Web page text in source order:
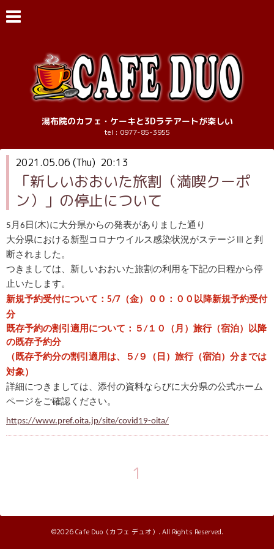
湯布院のカフェ・ケーキと3Dラテアートが楽しい
tel : 0977-85-3955
2021.05.06 (Thu) 20:13
「新しいおおいた旅割（満喫クーポ
ン）」の停止について
5月6日(木)に大分県からの発表がありました通り
大分県における新型コロナウイルス感染状況がステージⅢと判
断されました。
つきましては、新しいおおいた旅割の利用を下記の日程から停
止いたします。
新規予約受付について： 5/7（金）００：００以降新規予約受付
分
既存予約の割引適用について：５/１０（月）旅行（宿泊）以降
の既存予約分
（既存予約分の割引適用は、５ /９（日）旅行（宿泊）分までは
対象）
詳細につきましては、添付の資料ならびに大分県の公式ホーム
ページをご確認ください。
https://www.pref.oita.jp/site/covid19-oita/
1
©2026Cafe Duo（カフェ デュオ） . All Rights Reserved.